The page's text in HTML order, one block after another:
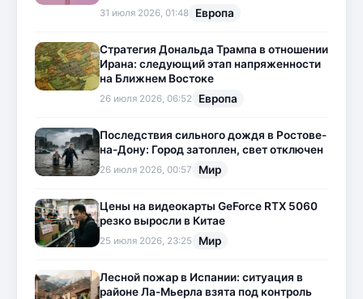
31 июля 2026, 01:48 Европа
Стратегия Дональда Трампа в отношении
Ирана: следующий этап напряженности
на Ближнем Востоке
26 июля 2026, 06:52 Европа
Последствия сильного дождя в Ростове-
на-Дону: Город затоплен, свет отключен
26 июля 2026, 00:57 Мир
Цены на видеокарты GeForce RTX 5060
резко выросли в Китае
25 июля 2026, 23:25 Мир
Лесной пожар в Испании: ситуация в
районе Ла-Мьерла взята под контроль